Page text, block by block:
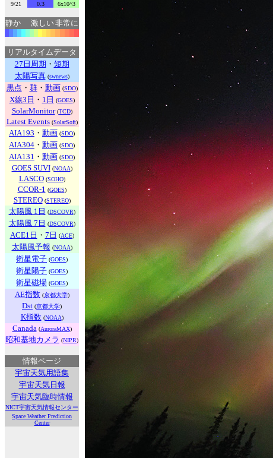
9/21
0.3 6x10^3
静か 激しい非常に
リアルタイムデータ
27日周期 ・ 短期
太陽写真(swnews)
黒点 ・ 群・ 動画 (SDO)
X線3日 ・ 1日 (GOES)
SolarMonitor(TCD)
Latest Events(SolarSoft)
AIA193 ・ 動画 (SDO)
AIA304 ・ 動画 (SDO)
AIA131 ・ 動画 (SDO)
GOES SUVI (NOAA)
LASCO(SOHO)
CCOR-1 (GOES)
STEREO(STEREO)
太陽風 1日 (DSCOVR)
太陽風 7日 (DSCOVR)
ACE1日 ・ 7日 (ACE)
太陽風予報 (NOAA)
衛星電子 (GOES)
衛星陽子 (GOES)
衛星磁場 (GOES)
AE指数(京都大学)
Dst (京都大学)
K指数(NOAA)
Canada (AuroraMAX)
昭和基地カメラ (NIPR)
情報ページ
宇宙天気用語集
宇宙天気日報
宇宙天気臨時情報
NICT宇宙天気情報センター
Space Weather Prediction
Center